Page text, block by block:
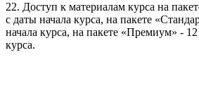
22. Доступ к материалам курса на
с даты начала курса, на пакете
начала курса, на пакете «Премиум» -
курса.